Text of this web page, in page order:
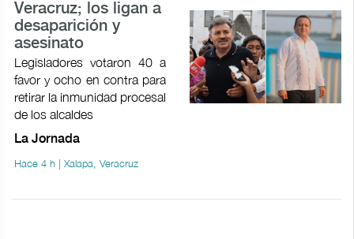
Veracruz; los ligan a
desaparición y
asesinato
Legisladores votaron 40 a
favor y ocho en contra para
retirar la inmunidad procesal
de los alcaldes
La Jornada
Hace 4 h | Xalapa, Veracruz